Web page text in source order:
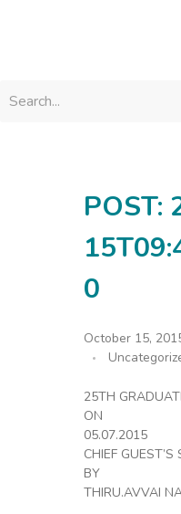
POST:
0
October 15,
25TH
ON
05.07.2015
CHIEF GUEST’S
BY
THIRU.AVVAI